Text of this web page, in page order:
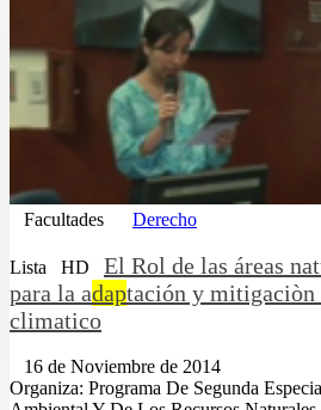
Facultades Derecho
Lista HD
El Rol de las áreas
para la adaptación y mitigaciòn
climatico
16 de Noviembre de 2014
Organiza: Programa De Segunda